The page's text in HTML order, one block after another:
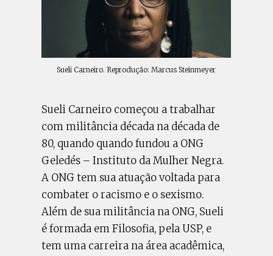
Sueli Carneiro. Reprodução: Marcus Steinmeyer
Sueli Carneiro começou a trabalhar
com militância década na década de
80, quando quando fundou a ONG
Geledés – Instituto da Mulher Negra.
A ONG tem sua atuação voltada para
combater o racismo e o sexismo.
Além de sua militância na ONG, Sueli
é formada em Filosofia, pela USP, e
tem uma carreira na área acadêmica,